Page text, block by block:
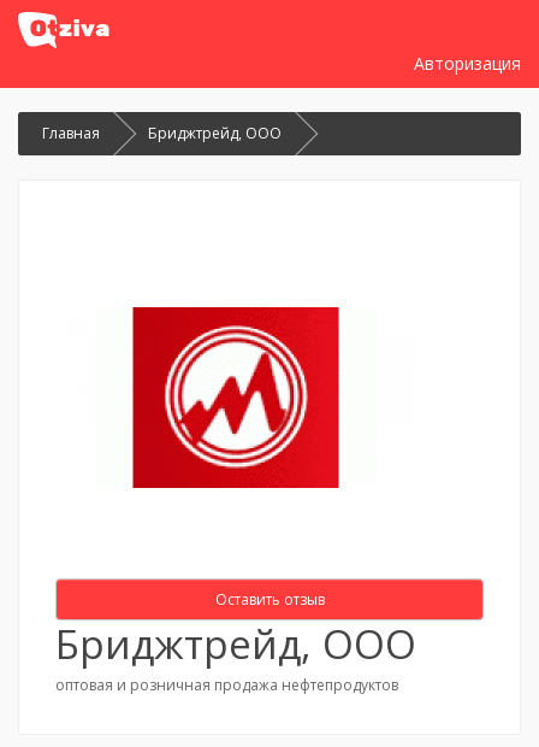
Авторизация
Главная Бриджтрейд, ООО
Оставить отзыв
Бриджтрейд, ООО
оптовая и розничная продажа нефтепродуктов